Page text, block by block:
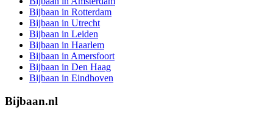
Bijbaan in Rotterdam
Bijbaan in Utrecht
Bijbaan in Leiden
Bijbaan in Haarlem
Bijbaan in Amersfoort
Bijbaan in Den Haag
Bijbaan in Eindhoven
Bijbaan.nl